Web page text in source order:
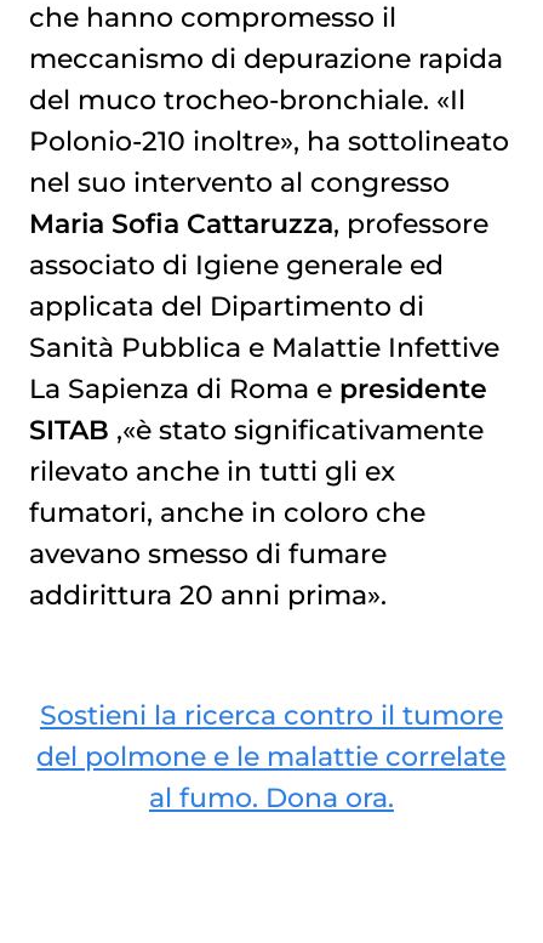
che hanno compromesso il
meccanismo di depurazione rapida
del muco trocheo-bronchiale. «Il
Polonio-210 inoltre», ha sottolineato
nel suo intervento al congresso
Maria Sofia Cattaruzza, professore
associato di Igiene generale ed
applicata del Dipartimento di
Sanità Pubblica e Malattie Infettive
La Sapienza di Roma e presidente
SITAB ,«è stato significativamente
rilevato anche in tutti gli ex
fumatori, anche in coloro che
avevano smesso di fumare
addirittura 20 anni prima».
Sostieni la ricerca contro il tumore
del polmone e le malattie correlate
al fumo. Dona ora.